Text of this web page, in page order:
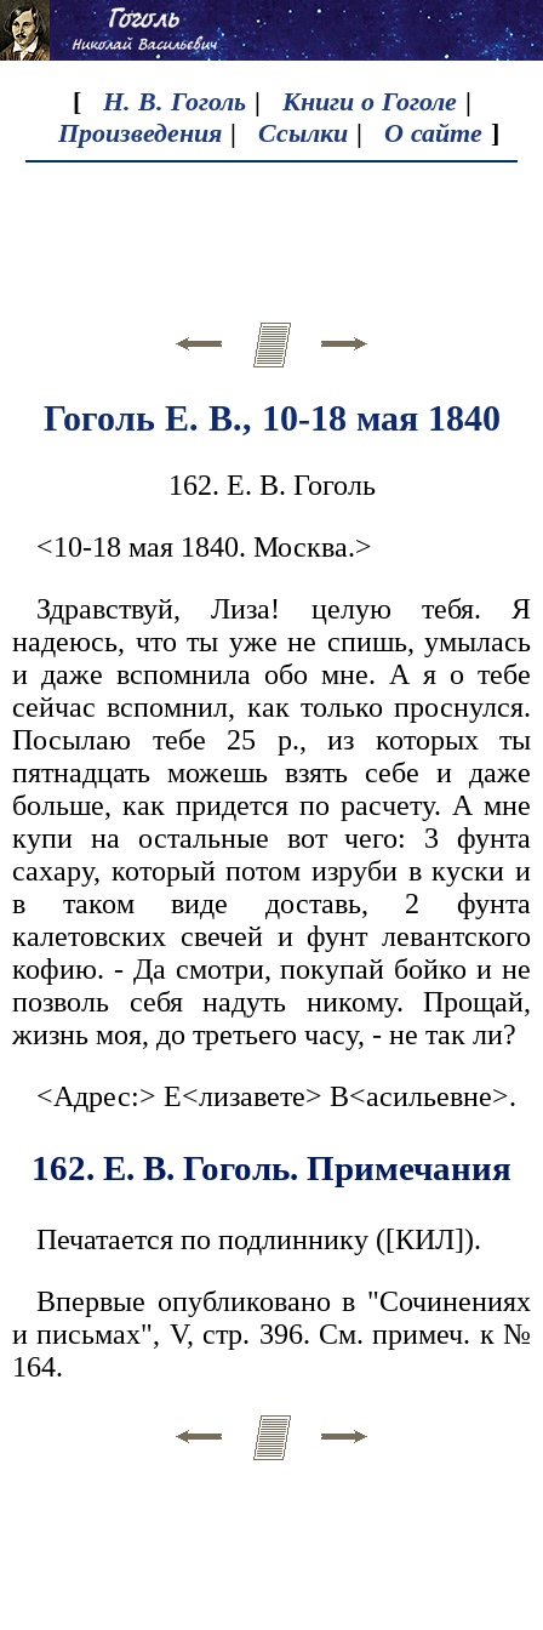
[ Н. В. Гоголь | Книги о Гоголе |
Произведения | Ссылки | О сайте ]
Гоголь Е. В., 10-18 мая 1840
162. Е. В. Гоголь
<10-18 мая 1840. Москва.>
Здравствуй, Лиза! целую тебя. Я
надеюсь, что ты уже не спишь, умылась
и даже вспомнила обо мне. А я о тебе
сейчас вспомнил, как только проснулся.
Посылаю тебе 25 р., из которых ты
пятнадцать можешь взять себе и даже
больше, как придется по расчету. А мне
купи на остальные вот чего: 3 фунта
сахару, который потом изруби в куски и
в таком виде доставь, 2 фунта
калетовских свечей и фунт левантского
кофию. - Да смотри, покупай бойко и не
позволь себя надуть никому. Прощай,
жизнь моя, до третьего часу, - не так ли?
<Адрес:> Е<лизавете> В<асильевне>.
162. Е. В. Гоголь. Примечания
Печатается по подлиннику ([КИЛ]).
Впервые опубликовано в "Сочинениях
и письмах", V, стр. 396. См. примеч. к №
164.